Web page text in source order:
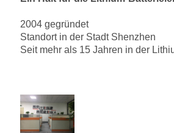
2004 gegründet
Standort in der Stadt Shenzhen
Seit mehr als 15 Jahren in der